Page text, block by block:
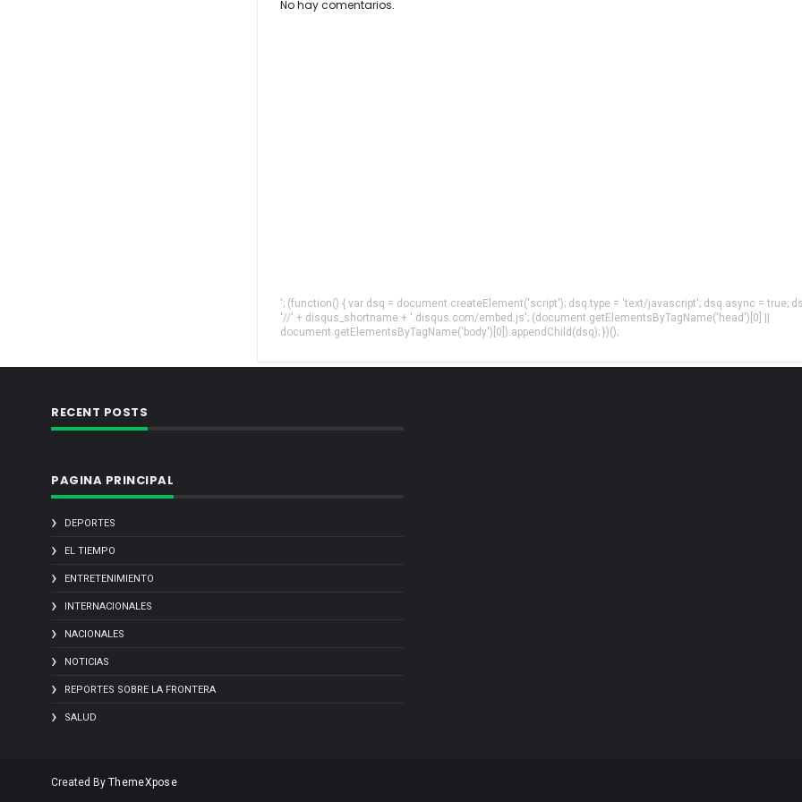
No hay comentarios.
'; (function() { var dsq = document.createElement('script'); dsq.type = 'text/javascript'; dsq.async = true;
'//' + disqus_shortname + '.disqus.com/embed.js'; (document.getElementsByTagName('head')[0] ||
document.getElementsByTagName('body')[0]).appendChild(dsq); })();
RECENT POSTS
PAGINA PRINCIPAL
DEPORTES
EL TIEMPO
ENTRETENIMIENTO
INTERNACIONALES
NACIONALES
NOTICIAS
REPORTES SOBRE LA FRONTERA
SALUD
Created By ThemeXpose